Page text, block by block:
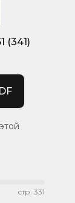
(341)
стр. 331